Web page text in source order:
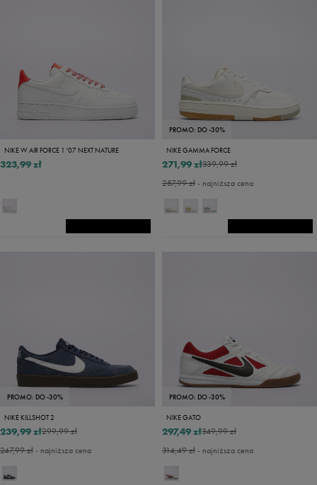
NIKE W AIR FORCE 1 '07 NEXT NATURE
323,99 zł
PROMO: DO -30%
NIKE GAMMA FORCE
339,99 zł
271,99 zł
287,99 zł- najniższa cena
PROMO: DO -30%
NIKE KILLSHOT 2
299,99 zł
239,99 zł
247,99 zł- najniższa cena
PROMO: DO -30%
NIKE GATO
349,99 zł
297,49 zł
314,49 zł- najniższa cena